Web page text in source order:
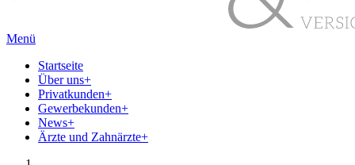
Menü
Startseite
Über uns+
Privatkunden+
Gewerbekunden+
News+
Ärzte und Zahnärzte+